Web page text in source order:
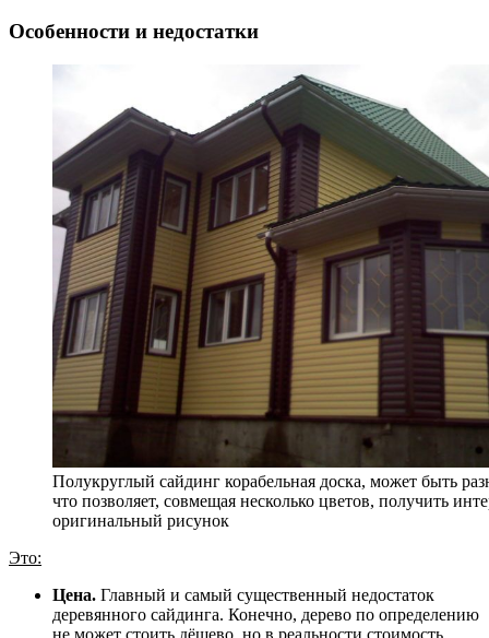
Особенности и недостатки
Полукруглый сайдинг корабельная доска, может быть
что позволяет, совмещая несколько цветов, получить
оригинальный рисунок
Это:
Цена. Главный и самый существенный недостаток
деревянного сайдинга. Конечно, дерево по определению
не может стоить дёшево, но в реальности стоимость